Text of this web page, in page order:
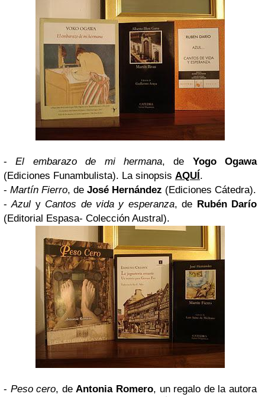
-El embarazo de mi hermana, de Yogo Ogawa
(Ediciones Funambulista). La sinopsis AQUÍ.
- Martín Fierro, de José Hernández (Ediciones Cátedra).
-Azul y Cantos de vida y esperanza, de Rubén Darío
(Editorial Espasa- Colección Austral).
- Peso cero, deAntonia Romero, un regalo de la autora